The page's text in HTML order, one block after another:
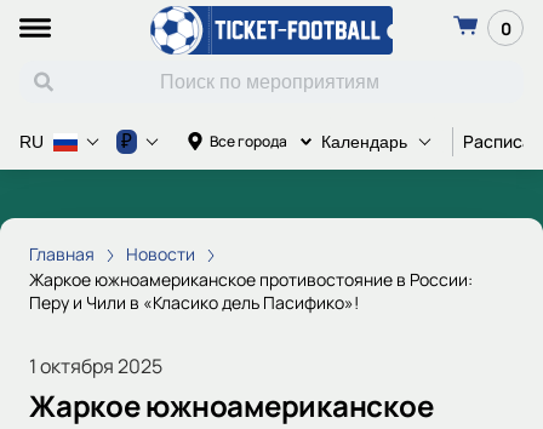
0
Все города Календарь
RU ₽
Главная
Новости
Жаркое южноамериканское противостояние в России:
Перу и Чили в «Класико дель Пасифико»!
1 октября 2025
Жаркое южноамериканское